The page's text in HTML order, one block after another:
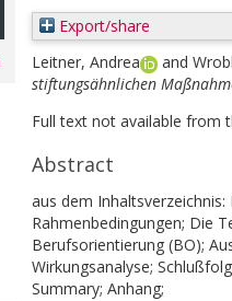
Export/share
Leitner, Andrea
and
stiftungsähnlichen
Full text not available from
Abstract
aus dem
Rahmenbedingungen; Die
Berufsorientierung (BO);
Wirkungsanalyse;
Summary; Anhang;